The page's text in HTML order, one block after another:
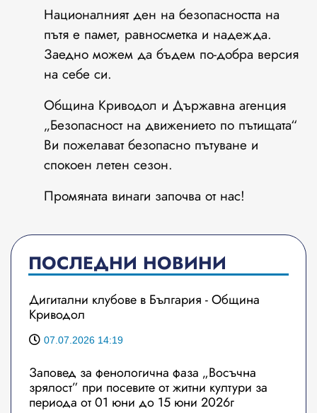
Националният ден на безопасността на
пътя е памет, равносметка и надежда.
Заедно можем да бъдем по-добра версия
на себе си.
Община Криводол и Държавна агенция
„Безопасност на движението по пътищата“
Ви пожелават безопасно пътуване и
спокоен летен сезон.
Промяната винаги започва от нас!
ПОСЛЕДНИ НОВИНИ
Дигитални клубове в България - Община
Криводол
07.07.2026 14:19
Заповед за фенологична фаза „Восъчна
зрялост” при посевите от житни култури за
периода от 01 юни до 15 юни 2026г